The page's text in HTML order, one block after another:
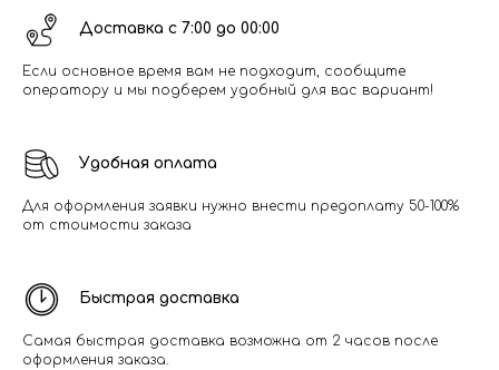
Доставка с 7:00 до 00:00
Если основное время вам не подходит, сообщите
оператору и мы подберем удобный для вас вариант!
Удобная оплата
Для оформления заявки нужно внести предоплату 50-100%
от стоимости заказа
Быстрая доставка
Самая быстрая доставка возможна от 2 часов после
оформления заказа.